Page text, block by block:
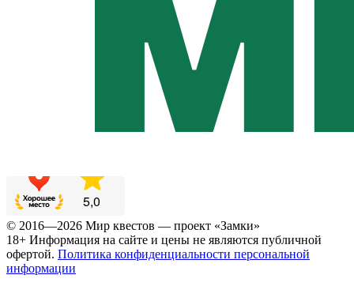
© 2016—2026 Мир квестов — проект «Замки»
18+ Информация на сайте и цены не являются публичной
офертой. Политика конфиденциальности персональной
информации